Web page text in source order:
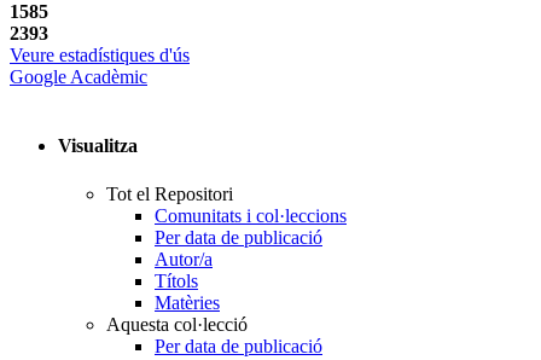
1585
2393
Veure estadístiques d'ús
Google Acadèmic
Visualitza
Tot el Repositori
Comunitats i col·leccions
Per data de publicació
Autor/a
Títols
Matèries
Aquesta col·lecció
Per data de publicació